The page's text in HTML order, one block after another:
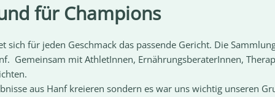
für Champions
für jeden Geschmack das passende Gericht. Die
Gemeinsam mit AthletInnen, ErnährungsberaterInnen,
aus Hanf kreieren sondern es war uns wichtig unseren